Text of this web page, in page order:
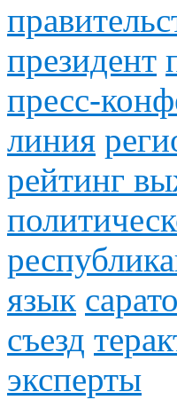
президент
пресс-
линия
рейтинг
язык
съезд
эксперты